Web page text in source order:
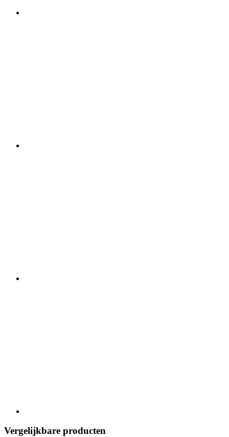
Vergelijkbare producten